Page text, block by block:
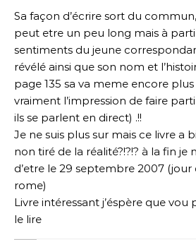
Sa façon d’écrire sort du
peut etre un peu long mais à
sentiments du jeune
révélé ainsi que son nom et
page 135 sa va meme encore
vraiment l’impression de faire
ils se parlent en direct) .!!
Je ne suis plus sur mais ce livre a
non tiré de la réalité?!?!? à la fin je
d’etre le 29 septembre 2007 (jour
rome)
Livre intéressant j’éspère que vou
le lire